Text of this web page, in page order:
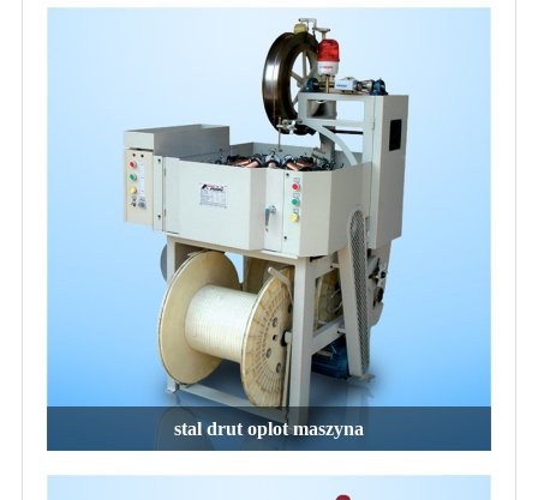
stal drut oplot maszyna